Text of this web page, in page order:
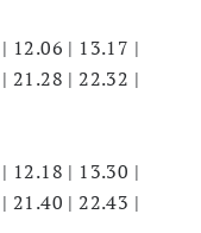
12.06 | 13.17 |
21.28 | 22.32 |
12.18 | 13.30 |
21.40 | 22.43 |